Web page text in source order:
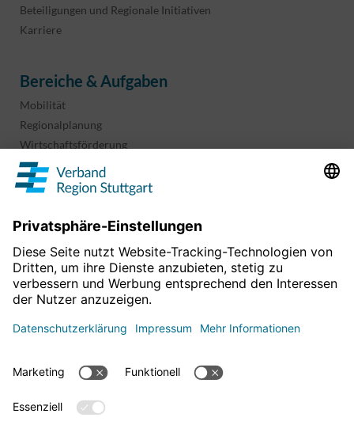
Beteiligungen und Regionale Initiativen
Karriere
Bereiche & Aufgaben
Mobilität
Regionalplanung
Wirtschaftsförderung
Sport und Kultur
Projekte & Programme
Informationen & Downloads
Geoinformation